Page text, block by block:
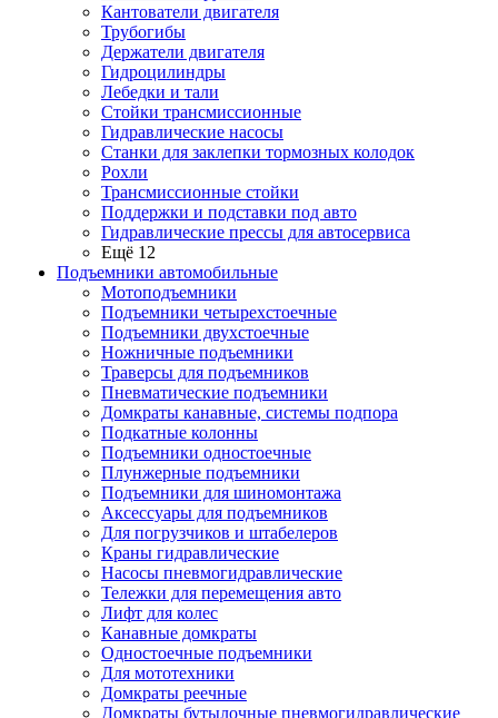
Кантователи двигателя
Трубогибы
Держатели двигателя
Гидроцилиндры
Лебедки и тали
Стойки трансмиссионные
Гидравлические насосы
Cтанки для заклепки тормозных колодок
Рохли
Трансмиссионные стойки
Поддержки и подставки под авто
Гидравлические прессы для автосервиса
Ещё 12
Подъемники автомобильные
Мотоподъемники
Подъемники четырехстоечные
Подъемники двухстоечные
Ножничные подъемники
Траверсы для подъемников
Пневматические подъемники
Домкраты канавные, системы подпора
Подкатные колонны
Подъемники одностоечные
Плунжерные подъемники
Подъемники для шиномонтажа
Аксессуары для подъемников
Для погрузчиков и штабелеров
Краны гидравлические
Насосы пневмогидравлические
Тележки для перемещения авто
Лифт для колес
Канавные домкраты
Одностоечные подъемники
Для мототехники
Домкраты реечные
Домкраты бутылочные пневмогидравлические